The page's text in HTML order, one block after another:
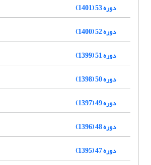
دوره 53 (1401)
دوره 52 (1400)
دوره 51 (1399)
دوره 50 (1398)
دوره 49 (1397)
دوره 48 (1396)
دوره 47 (1395)